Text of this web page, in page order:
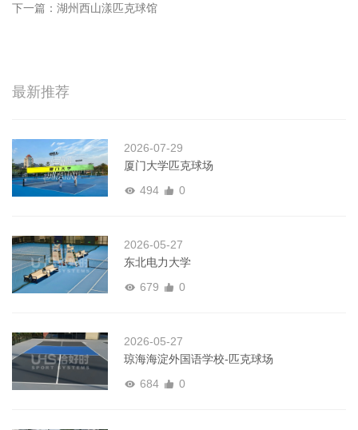
下一篇： 湖州西山漾匹克球馆
最新推荐
2026-07-29
厦门大学匹克球场
494
0
2026-05-27
东北电力大学
679
0
2026-05-27
琼海海淀外国语学校-匹克球场
684
0